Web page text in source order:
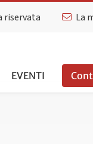
riservata La
EVENTI